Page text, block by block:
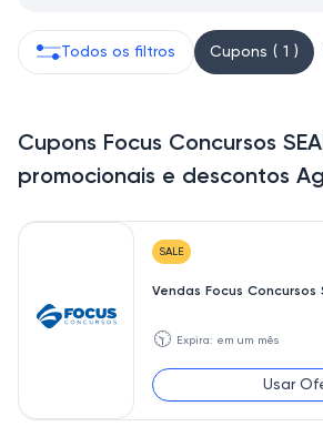
Todos os filtros Cupons ( 1 )
Cupons Focus Concursos
promocionais e descontos
SALE
Vendas Focus Concursos
🕥 Expira: em um mês
Usar